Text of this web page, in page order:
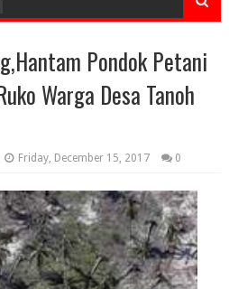
Pondok Petani
Warga Desa Tanoh
Friday, December 15, 2017 0